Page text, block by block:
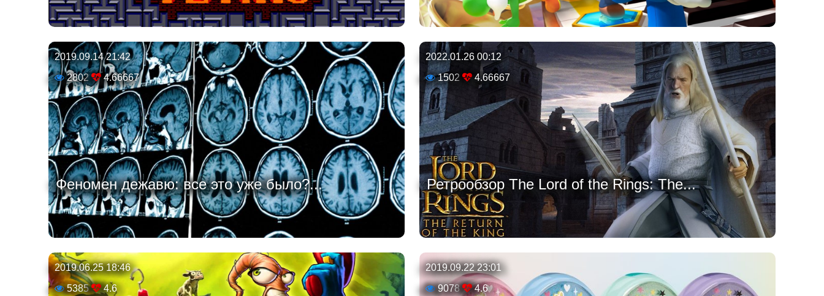
2019.09.14 21:42
2802
4.66667
Феномен дежавю: все это уже было?...
2022.01.26 00:12
1502
4.66667
Ретрообзор The Lord of the Rings: The...
2019.06.25 18:46
5385
4.6
2019.09.22 23:01
9078
4.6